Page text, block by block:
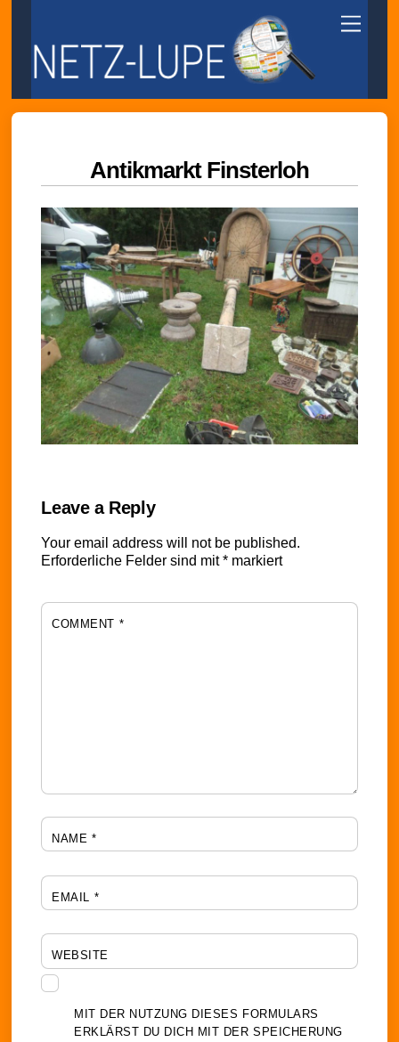
content
Menu
Antikmarkt Finsterloh
Leave a Reply
Your email address will not be published.
Erforderliche Felder sind mit* markiert
COMMENT *
NAME *
EMAIL *
WEBSITE
MIT DER NUTZUNG DIESES FORMULARS
ERKLÄRST DU DICH MIT DER SPEICHERUNG